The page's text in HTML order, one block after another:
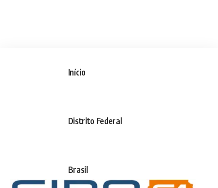
Início
Distrito Federal
Brasil